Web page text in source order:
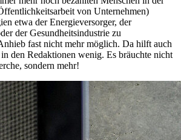
von Unternehmen)
etwa der Energieversorger, der
der Gesundheitsindustrie zu
fast nicht mehr möglich. Da hilft auch
den Redaktionen wenig. Es bräuchte nicht
sondern mehr!